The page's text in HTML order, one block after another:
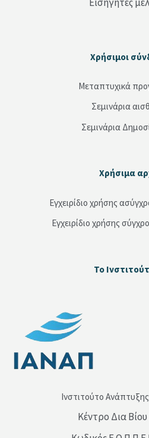
Παράλειψη Χρήσιμοι σύνδεσμοι
Χρήσιμοι
Μεταπτυχικά
Σεμινάρια
Σεμινάρια
Παράλειψη Χρήσιμα αρχείαΧρήσιμα
Εγχειρίδιο χρήσης
Εγχειρίδιο χρήσης
Παράλειψη Το Ινστιτούτο μας
Το
Ινστιτούτο
Κέντρο Δια